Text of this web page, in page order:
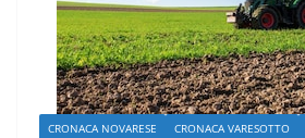
CRONACA NOVARESE CRONACA VARESOTTO